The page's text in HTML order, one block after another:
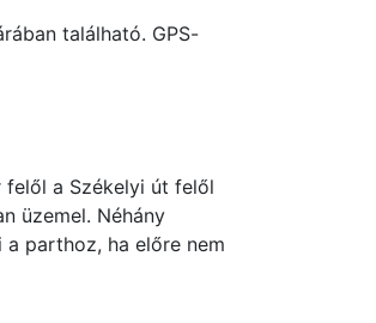
található. GPS-
felől a Székelyi út felől
üzemel. Néhány
parthoz, ha előre nem